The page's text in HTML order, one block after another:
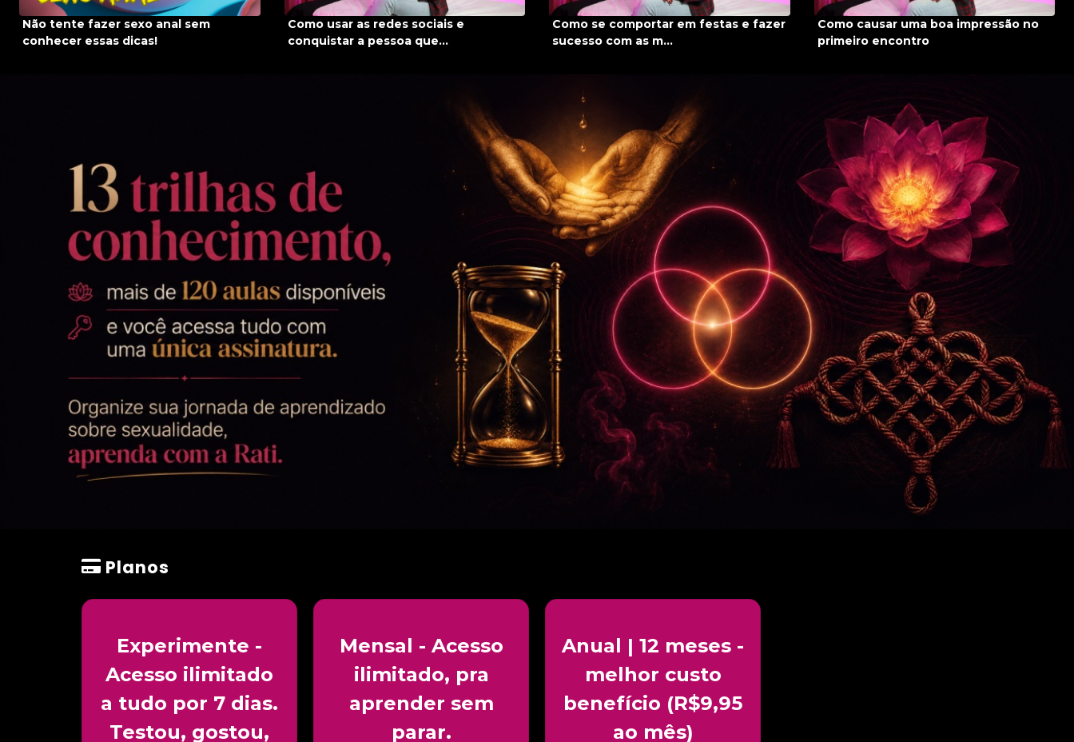
Não tente fazer sexo anal sem
conhecer essas dicas!
Como usar as redes sociais e
conquistar a pessoa que...
Como se comportar em festas e fazer
sucesso com as m...
Como causar uma boa impressão no
primeiro encontro
Planos
Experimente -
Acesso ilimitado
a tudo por 7 dias.
Testou, gostou,
Mensal - Acesso
ilimitado, pra
aprender sem
parar.
Anual | 12 meses -
melhor custo
benefício (R$9,95
ao mês)